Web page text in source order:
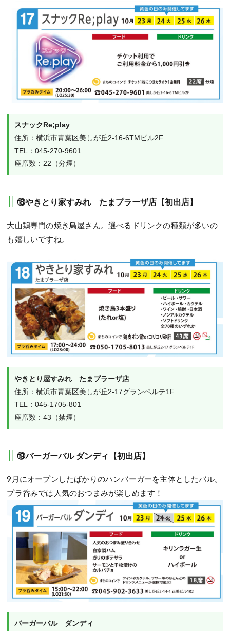
スナックRe;play
住所：横浜市青葉区美しが丘2-16-6TMビル2F
TEL：045-270-9601
座席数：22（分煙）
⑱やきとり家すみれ たまプラーザ店【初出店】
大山鶏専門の焼き鳥屋さん。選べるドリンクの種類が多いの
も嬉しいですね。
やきとり屋すみれ　たまプラーザ店
住所：横浜市青葉区美しが丘2-17グランベルテ1F
TEL：045-1705-801
座席数：43（禁煙）
⑲バーガーバル ダンディ【初出店】
9月にオープンしたばかりのハンバーガーを主体としたバル。
プラ呑みでは人気のおつまみが楽しめます！
バーガーバル　ダンディ